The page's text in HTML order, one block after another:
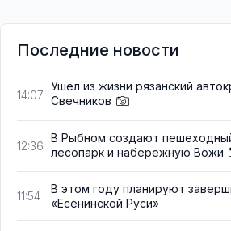
Последние новости
14:07
Ушёл из жизни рязанский
Свечников
12:36
В Рыбном создают
лесопарк и набережную Вожи
11:54
В этом году планируют
«Есенинской Руси»